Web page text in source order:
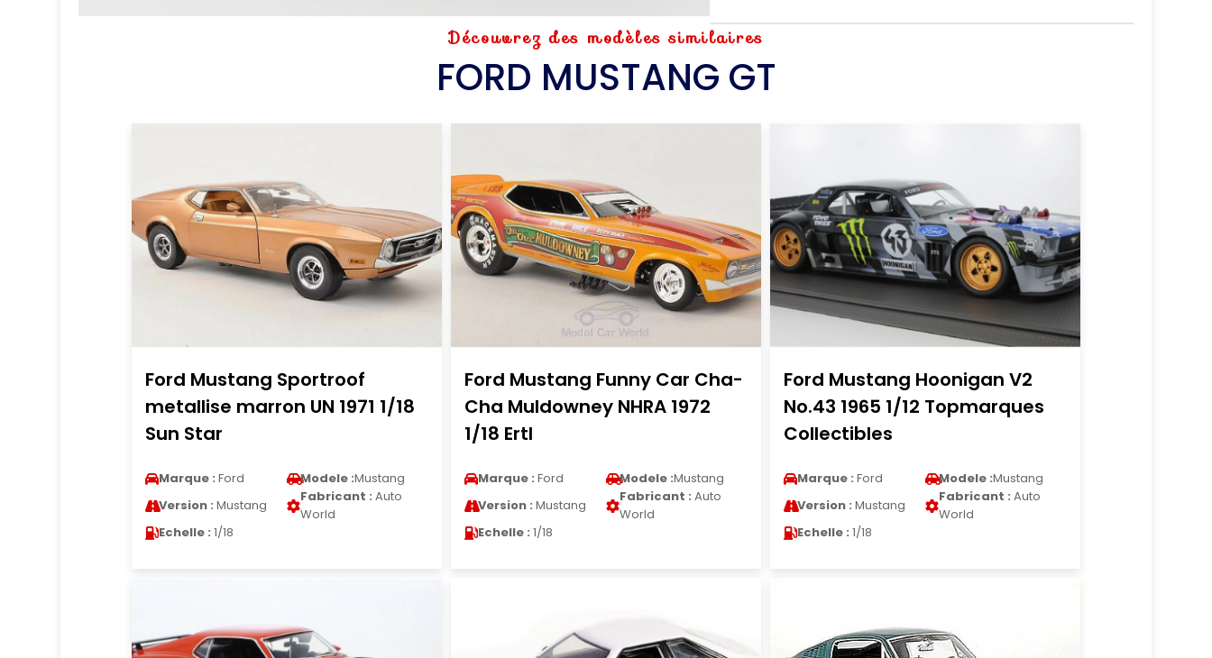
Découvrez des modèles similaires
FORD MUSTANG GT
Ford Mustang Sportroof
metallise marron UN 1971 1/18
Sun Star
Marque : Ford Modele :Mustang
Version : Mustang
Fabricant : Auto
World
Echelle : 1/18
Ford Mustang Funny Car Cha-
Cha Muldowney NHRA 1972
1/18 Ertl
Marque : Ford Modele :Mustang
Version : Mustang
Fabricant : Auto
World
Echelle : 1/18
Ford Mustang Hoonigan V2
No.43 1965 1/12 Topmarques
Collectibles
Marque : Ford Modele :Mustang
Version : Mustang
Fabricant : Auto
World
Echelle : 1/18